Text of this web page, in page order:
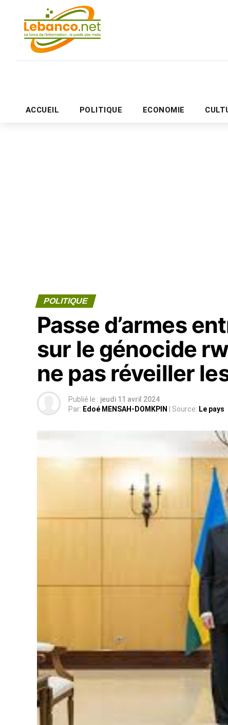
ACCUEIL POLITIQUE ECONOMIE
POLITIQUE
Passe d’armes
sur le génocide
ne pas réveiller
Publié le : jeudi 11 avril 2024
Par: Edoé MENSAH-DOMKPIN | Source: Le pays